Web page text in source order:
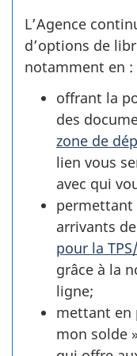
L’Agence
d’options de
notamment en :
offrant la
des
zone de
lien vous
avec qui
permettant
arrivants de
pour la
grâce à la
ligne;
mettant en
mon solde